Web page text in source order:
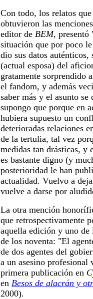
Con todo, los relatos
obtuvieron las
editor de BEM, presentó
situación que por poco
dio sus datos
(actual esposa) del
gratamente sorprendido
el fandom, y además
saber más y el asunto
supongo que porque en
hubiera supuesto un
deterioradas relaciones
de la tertulia, tal vez
medidas tan drásticas, y
es bastante digno (y
posterioridad le han
actualidad. Vuelvo a
vuelve a darse por
La otra mención
que retrospectivamente
aquella edición y uno
de los noventa: "El
de dos agentes del
a un asesino
primera publicación en
en Besos de alacrán y
2000).